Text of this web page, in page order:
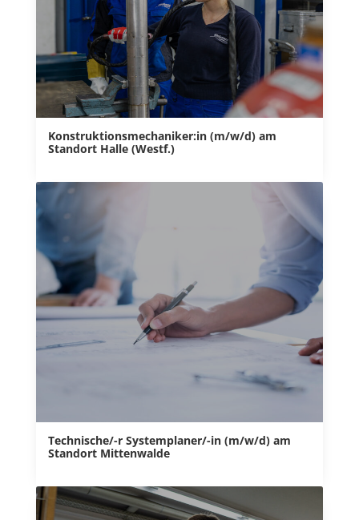
Konstruktionsmechaniker:in (m/w/d) am
Standort Halle (Westf.)
Technische/-r Systemplaner/-in (m/w/d) am
Standort Mittenwalde